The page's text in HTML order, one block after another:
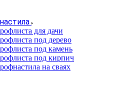
для дачи
под дерево
под камень
под кирпич
на сваях